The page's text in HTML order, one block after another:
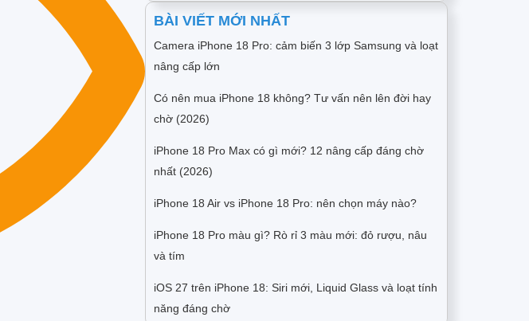
BÀI VIẾT MỚI NHẤT
Camera iPhone 18 Pro: cảm biến 3 lớp Samsung và loạt
nâng cấp lớn
Có nên mua iPhone 18 không? Tư vấn nên lên đời hay
chờ (2026)
iPhone 18 Pro Max có gì mới? 12 nâng cấp đáng chờ
nhất (2026)
iPhone 18 Air vs iPhone 18 Pro: nên chọn máy nào?
iPhone 18 Pro màu gì? Rò rỉ 3 màu mới: đỏ rượu, nâu
và tím
iOS 27 trên iPhone 18: Siri mới, Liquid Glass và loạt tính
năng đáng chờ